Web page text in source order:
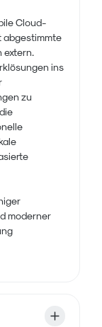
Cloud-
abgestimmte
extern.
ins
zu
moderner